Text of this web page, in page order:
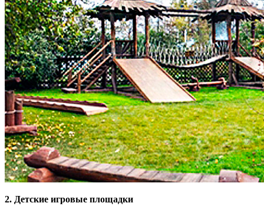
2. Детские игровые площадки